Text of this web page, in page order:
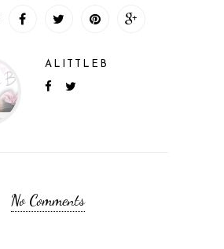
ALITTLEB
No Comments